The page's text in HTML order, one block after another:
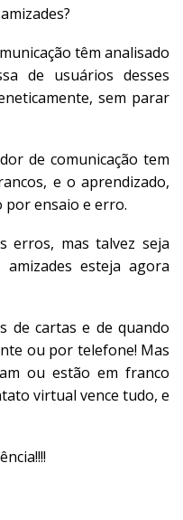
têm analisado
de usuários desses
sem parar
de comunicação tem
e o aprendizado,
por ensaio e erro.
erros, mas talvez seja
esteja agora
de cartas e de quando
ou por telefone! Mas
ou estão em franco
virtual vence tudo, e